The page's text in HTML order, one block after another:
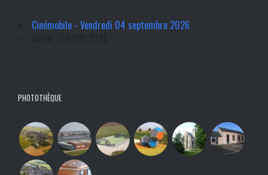
Cinémobile - Vendredi 04 septembre 2026
PHOTOTHÈQUE